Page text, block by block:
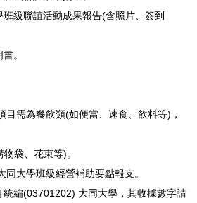
級聯誼活動成果報告(含照片、簽到
。
目需為餐飲類(如便當、速食、飲料等)，
袋、花束等)。
大學班級經營補助要點報支。
編(03701202) 大同大學，其收據數字請